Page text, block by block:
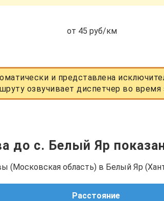
от 45 руб/км
и представлена
озвучивает диспетчер во время
до с. Белый Яр
(Московская область) в Белый Яр
Расстояние